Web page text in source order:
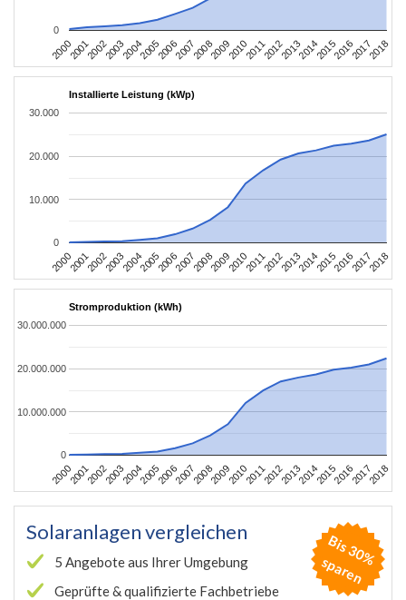
2000200120022003200420052006200720082009201020112012201320142015201620172018
0
Installierte Leistung (kWp)
2000200120022003200420052006200720082009201020112012201320142015201620172018
0
10.000
20.000
30.000
Stromproduktion (kWh)
2000200120022003200420052006200720082009201020112012201320142015201620172018
0
10.000.000
20.000.000
30.000.000
Solaranlagen vergleichen
5 Angebote aus Ihrer Umgebung
Geprüfte & qualifizierte Fachbetriebe
B
is
3
0
%
s
p
a
r
e
n